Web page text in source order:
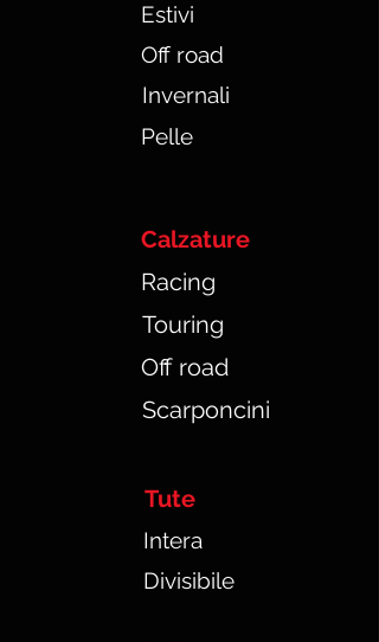
Estivi
Off road
Invernali
Pelle
Calzature
Racing
Touring
Off road
Scarponcini
Tute
Intera
Divisibile